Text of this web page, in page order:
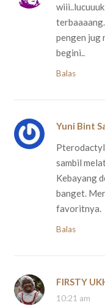
pengen jug
begini..
Balas
Yuni Bint
sambil
Kebayang
banget.
favoritnya.
Balas
FIRSTY
10:21 am